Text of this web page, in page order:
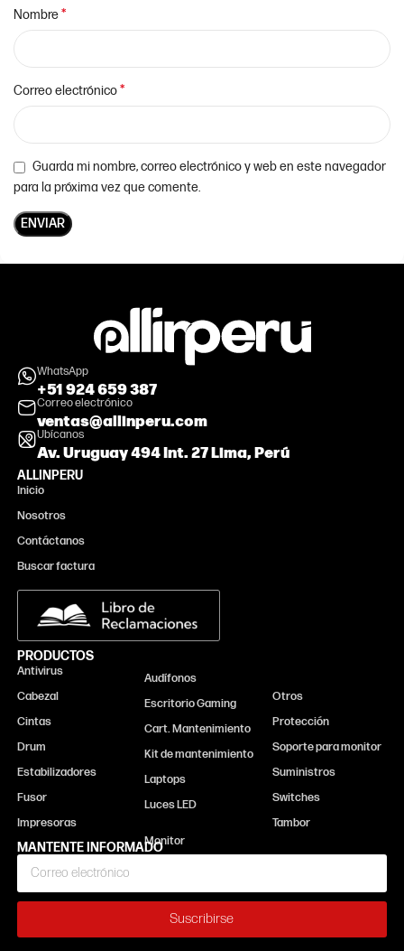
Nombre*
Correo electrónico*
Guarda mi nombre, correo electrónico y web en este navegador
para la próxima vez que comente.
WhatsApp
+51 924 659 387
Correo electrónico
ventas@allinperu.com
Ubícanos
Av. Uruguay 494 Int. 27 Lima, Perú
ALLINPERU
Inicio
Nosotros
Contáctanos
Buscar factura
PRODUCTOS
Antivirus
Cabezal
Cintas
Drum
Estabilizadores
Fusor
Impresoras
Audífonos
Escritorio Gaming
Cart. Mantenimiento
Kit de mantenimiento
Laptops
Luces LED
Otros
Protección
Soporte para monitor
Suministros
Switches
Tambor
MANTENTE INFORMADO
Suscribirse